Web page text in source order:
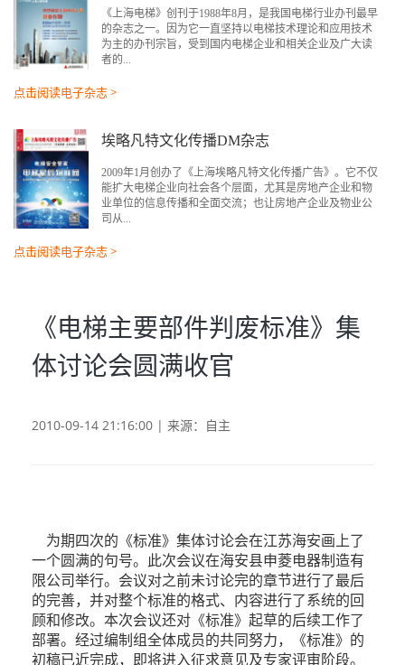
《上海电梯》创刊于1988年8月，是我国电梯行业办刊最早
的杂志之一。因为它一直坚持以电梯技术理论和应用技术
为主的办刊宗旨，受到国内电梯企业和相关企业及广大读
者的...
点击阅读电子杂志 >
埃略凡特文化传播DM杂志
2009年1月创办了《上海埃略凡特文化传播广告》。它不仅
能扩大电梯企业向社会各个层面，尤其是房地产企业和物
业单位的信息传播和全面交流；也让房地产企业及物业公
司从...
点击阅读电子杂志 >
《电梯主要部件判废标准》集
体讨论会圆满收官
2010-09-14 21:16:00 | 来源：自主
为期四次的《标准》集体讨论会在江苏海安画上了
一个圆满的句号。此次会议在海安县申菱电器制造有
限公司举行。会议对之前未讨论完的章节进行了最后
的完善，并对整个标准的格式、内容进行了系统的回
顾和修改。本次会议还对《标准》起草的后续工作了
部署。经过编制组全体成员的共同努力，《标准》的
初稿已近完成，即将进入征求意见及专家评审阶段。